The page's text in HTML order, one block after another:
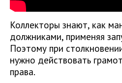
Коллекторы знают, как
должниками, применяя
Поэтому при
нужно действовать
права.